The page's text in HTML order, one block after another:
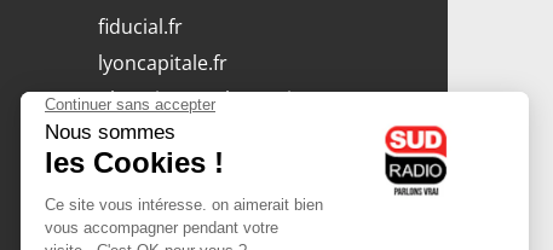
fiducial.fr
lyoncapitale.fr
olympique-et-lyonnais.com
L'application Iphone
/ Android